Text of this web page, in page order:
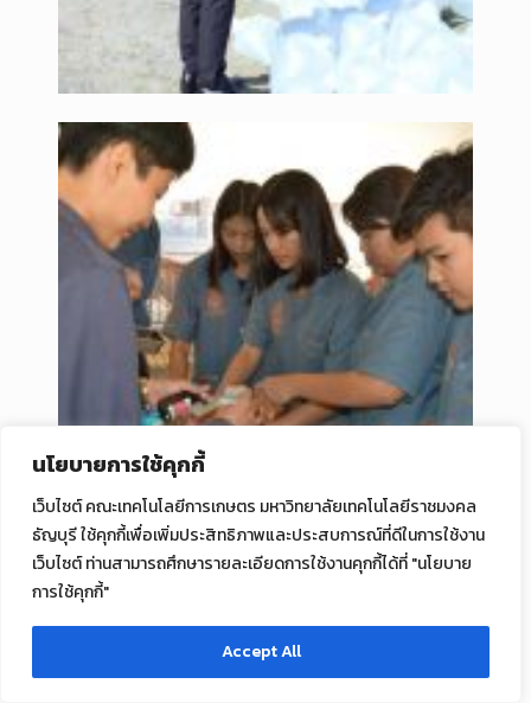
นโยบายการใช้คุกกี้
เว็บไซต์ คณะเทคโนโลยีการเกษตร มหาวิทยาลัยเทคโนโลยีราชมงคล
ธัญบุรี ใช้คุกกี้เพื่อเพิ่มประสิทธิภาพและประสบการณ์ที่ดีในการใช้งาน
เว็บไซต์ ท่านสามารถศึกษารายละเอียดการใช้งานคุกกี้ได้ที่ "นโยบาย
การใช้คุกกี้"
Accept All